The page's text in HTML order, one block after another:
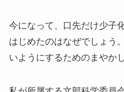
今になって、口先だけ少子
はじめたのはなぜでしょう
いようにするためのまやか